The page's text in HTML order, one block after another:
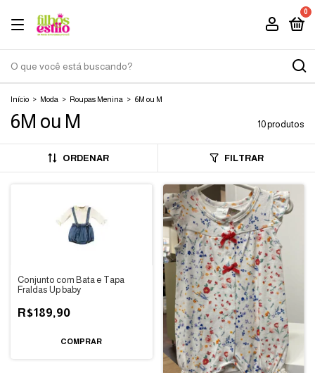
0
Início > Moda > Roupas Menina > 6M ou M
6M ou M 10 produtos
ORDENAR FILTRAR
Conjunto com Bata e Tapa
Fraldas Up baby
R$189,90
COMPRAR